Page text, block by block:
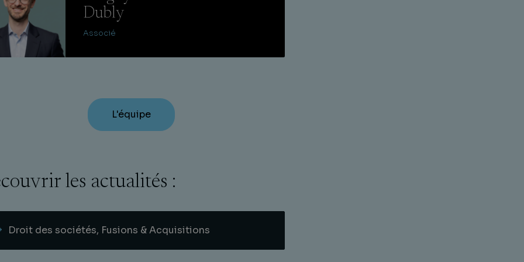
Dubly
Associé
L'équipe
les actualités :
Droit des sociétés, Fusions & Acquisitions